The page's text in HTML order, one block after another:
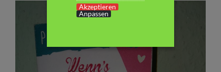
Akzeptieren
Anpassen